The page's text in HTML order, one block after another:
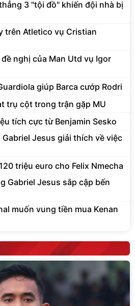
3 "tội đồ" khiến đội nhà bị
trên Atletico vụ Cristian
nghị của Man Utd vụ Igor
giúp Barca cướp Rodri
trụ cột trong trận gặp MU
tích cực từ Benjamin Sesko
Jesus giải thích về việc
triệu euro cho Felix Nmecha
Gabriel Jesus sắp cập bến
muốn vung tiền mua Kenan